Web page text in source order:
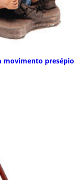
movimento presépio